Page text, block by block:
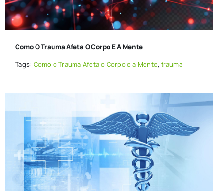
Como O Trauma Afeta O Corpo E A Mente
Tags: Como o Trauma Afeta o Corpo e a Mente, trauma